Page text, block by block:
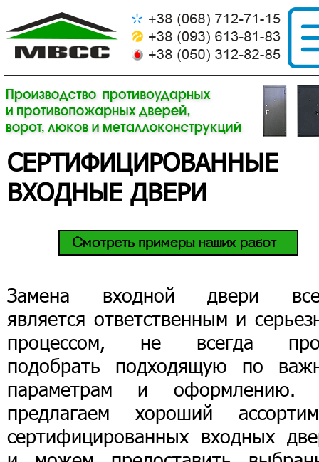
СЕРТИФИЦИРОВАННЫЕ
ВХОДНЫЕ ДВЕРИ
Замена входной двери
является ответственным и
процессом, не всегда
подобрать подходящую по
параметрам и
предлагаем хороший
сертифицированных входных